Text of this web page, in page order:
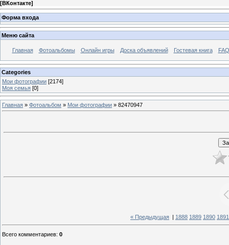
[ВКонтакте]
Форма входа
Меню сайта
Главная Фотоальбомы Онлайн игры Доска объявлений Гостевая книга
Categories
Мои фотографии [2174]
Моя семья [0]
Главная » Фотоальбом » Мои фотографии » 82470947
« Предыдущая 1888 1889 1890 1891
Всего комментариев: 0